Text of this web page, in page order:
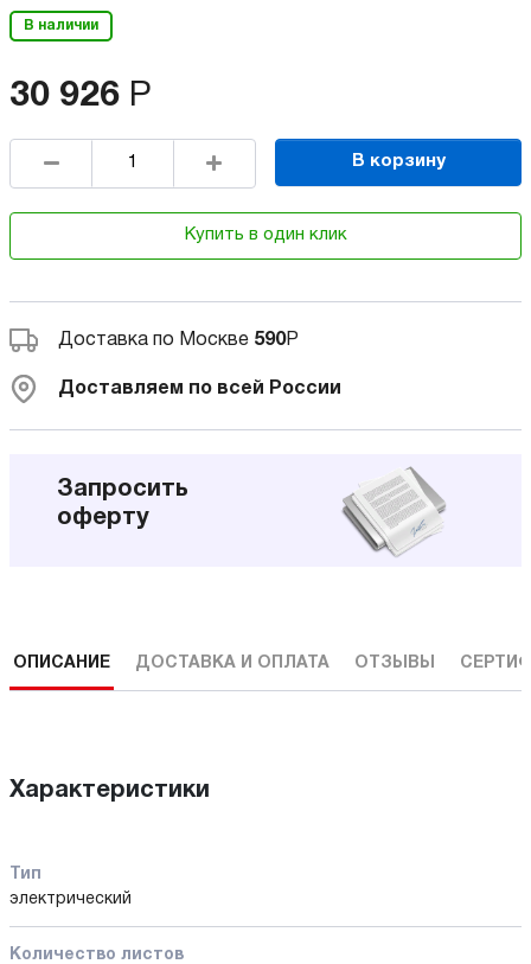
В наличии
30 926 Р
В корзину
Купить в один клик
Доставка по Москве 590Р
Доставляем по всей России
Запросить
оферту
ОПИСАНИЕ ДОСТАВКА И ОПЛАТА ОТЗЫВЫ
Характеристики
Тип
электрический
Количество листов